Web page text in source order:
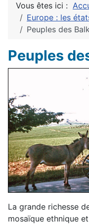
Vous êtes ici :
Europe : les
Peuples des
Peuples
La grande richesse
mosaïque ethnique